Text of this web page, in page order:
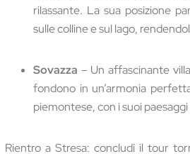
rilassante. La sua posizione
sulle colline e sul lago,
Sovazza – Un affascinante
fondono in un’armonia
piemontese, con i suoi
Rientro a Stresa: concludi il tour